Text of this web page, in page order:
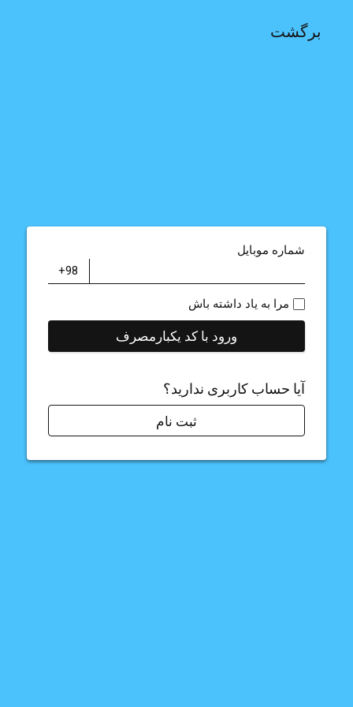
برگشت
شماره موبایل
مرا به یاد داشته باش
ورود با کد یکبارمصرف
آیا حساب کاربری ندارید؟
ثبت نام